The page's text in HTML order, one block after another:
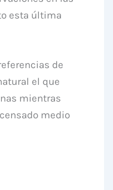
esta última
de
el que
mientras
medio